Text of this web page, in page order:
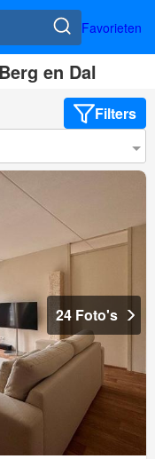
Favorieten
en Dal
Filters
24 Foto's